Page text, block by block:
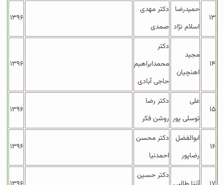
۱۳
حمیدرضا
اسلام نژاد
دکتر مهدی
صمدی
۱۳۹۶
۱۴
مجید
اهنچیان
دکتر
محمدابراهیم
حاجی آبادی
۱۳۹۶
۱۵
علی
توسلی پور
دکتر رضا
روشن فکر
۱۳۹۶
۱۶
ابوالفضل
رضاپور
دکتر محسن
احمدنیا
۱۳۹۶
دکتر حسین